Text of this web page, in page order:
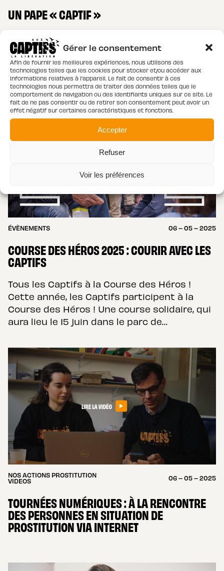
Gérer le consentement
Afin de fournir les meilleures expériences, nous utilisons des
technologies telles que les cookies pour stocker et/ou accéder aux
informations relatives à l'appareil. Le fait de consentir à ces
technologies nous permettra de traiter des données telles que le
comportement de navigation ou des identifiants uniques sur ce site. Le
fait de ne pas consentir ou de retirer son consentement peut avoir un
effet négatif sur certaines caractéristiques et fonctions.
Accepter
Refuser
Voir les préférences
UN PAPE « CAPTIF »
Le pape François a rejoint le Père le lundi de
Pâques. Cette nouvelle a suscité beaucoup
d’émotion dans le monde entier, et en
particulier chez les Captifs : son pontificat…
ÉVÈNEMENTS 06 – 05 – 2025
COURSE DES HÉROS 2025 : COURIR AVEC LES
CAPTIFS
Tous les Captifs à la Course des Héros !
Cette année, les Captifs participent à la
Course des Héros ! Une course solidaire, qui
aura lieu le 15 juin dans le parc de…
NOS ACTIONS PROSTITUTION
VIDEOS
06 – 05 – 2025
TOURNÉES NUMÉRIQUES : À LA RENCONTRE
DES PERSONNES EN SITUATION DE
PROSTITUTION VIA INTERNET